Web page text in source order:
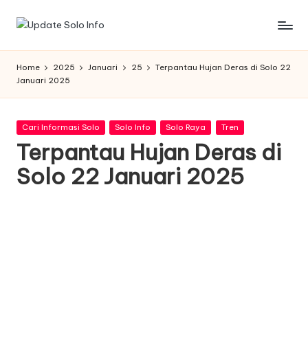
Skip
U
p
d
a
t
e
S
Solo
Home 2025 Januari 25
Terpantau Hujan Deras di Solo 22
Januari 2025
Posted
Cari Informasi Solo Solo Info Solo Raya Tren
Terpantau Hujan Deras di
Solo 22 Januari 2025